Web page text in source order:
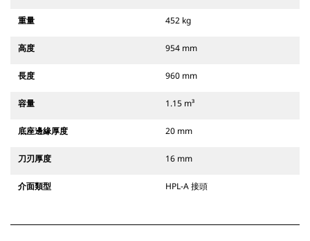
重量 452 kg
高度 954 mm
長度 960 mm
容量 1.15 m³
底座邊緣厚度 20 mm
刀刃厚度 16 mm
介面類型 HPL-A 接頭